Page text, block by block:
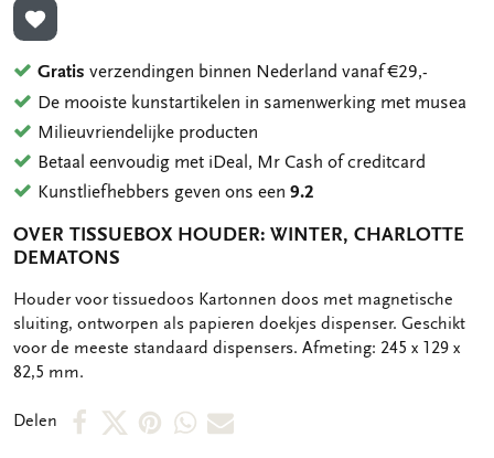
TOEVOEGEN AAN VERLANGLIJST
Gratis verzendingen binnen Nederland vanaf €29,-
De mooiste kunstartikelen in samenwerking met musea
Milieuvriendelijke producten
Betaal eenvoudig met iDeal, Mr Cash of creditcard
Kunstliefhebbers geven ons een9.2
OVER TISSUEBOX HOUDER: WINTER, CHARLOTTE
DEMATONS
OMSCHRIJVING
Houder voor tissuedoos Kartonnen doos met magnetische
sluiting, ontworpen als papieren doekjes dispenser. Geschikt
voor de meeste standaard dispensers. Afmeting: 245 x 129 x
82,5 mm.
Delen
DeelDeelDeelDeelDeel